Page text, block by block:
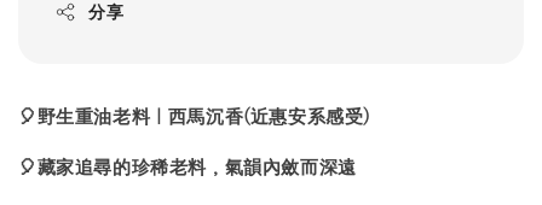
分享
🎈野生重油老料｜西馬沉香(近惠安系感受)
🎈藏家追尋的珍稀老料，氣韻內斂而深遠